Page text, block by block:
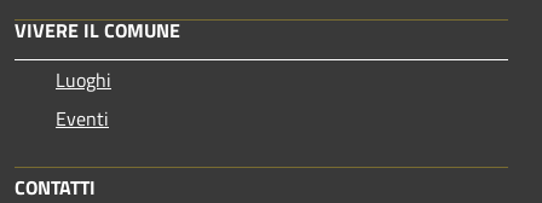
VIVERE IL COMUNE
Luoghi
Eventi
CONTATTI